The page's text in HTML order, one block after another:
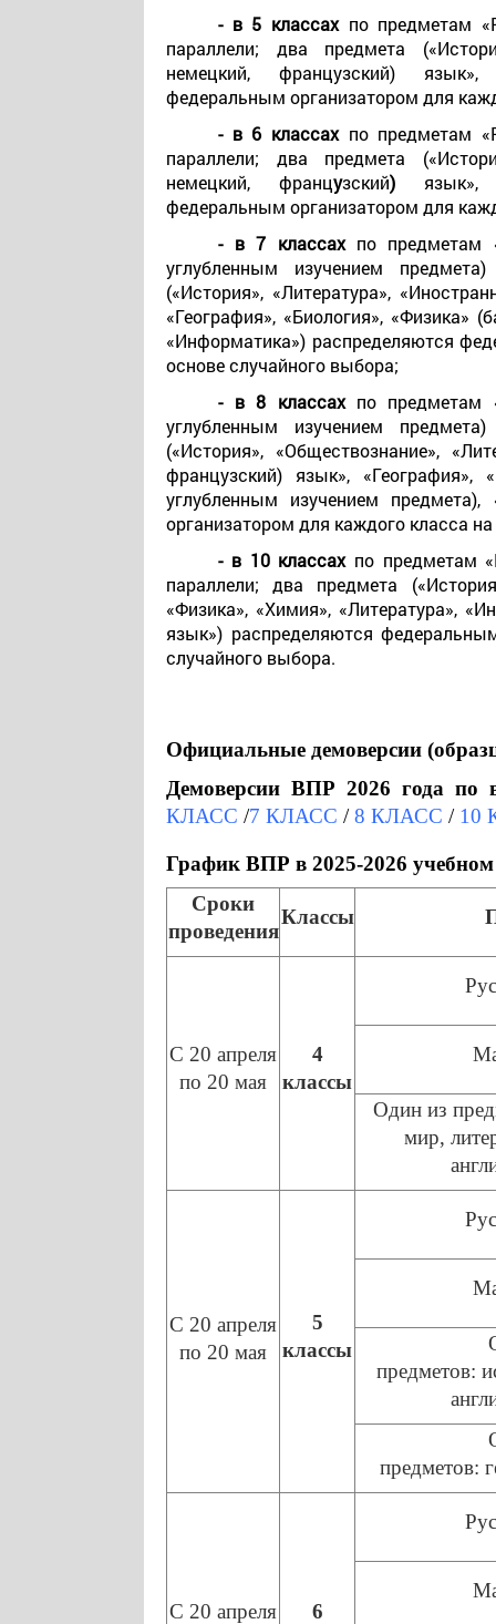
- в 5 классах по предметам
параллели; два предмета
немецкий, французский) язык»,
федеральным организатором для
- в 6 классах по предметам
параллели; два предмета
немецкий, французский) язык»,
федеральным организатором для
- в 7 классах по предметам
углубленным изучением
(«История», «Литература»,
«География», «Биология», «Физика»
«Информатика») распределяются
основе случайного выбора;
- в 8 классах по предметам
углубленным изучением
(«История», «Обществознание»,
французский) язык», «География»,
углубленным изучением
организатором для каждого класса
- в 10 классах по предметам
параллели; два предмета
«Физика», «Химия», «Литература»,
язык») распределяются
случайного выбора.
Официальные демоверсии
Демоверсии ВПР 2026 года по
КЛАСС /7 КЛАСС /8 КЛАСС / 10
График ВПР в 2025-2026 учебном
Сроки
проведения
Классы
С 20 апреля
по 20 мая
4
классы
Один из
мир,
С 20 апреля
по 20 мая
5
классы
предметов:
предметов:
С 20 апреля
6